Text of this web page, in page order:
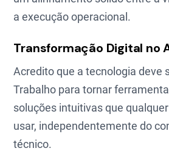
a execução operacional.
Transformação Digital no
Acredito que a tecnologia deve
Trabalho para tornar
soluções intuitivas que
usar, independentemente do
técnico.